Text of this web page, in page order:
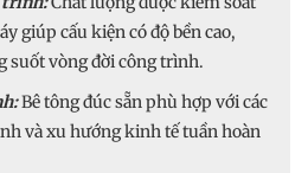
giúp cấu kiện có độ bền cao,
suốt vòng đời công trình.
Bê tông đúc sẵn phù hợp với các
và xu hướng kinh tế tuần hoàn